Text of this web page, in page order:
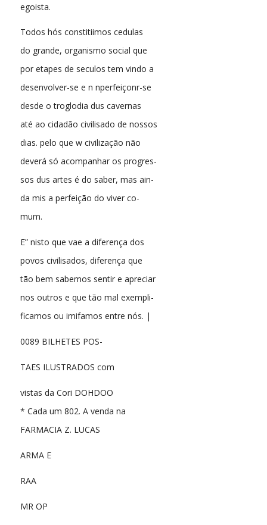
egoista.
Todos hós constitiimos cedulas
do grande, organismo social que
por etapes de seculos tem vindo a
desenvolver-se e n nperfeiçonr-se
desde o troglodia dus cavernas
até ao cidadão civilisado de nossos
dias. pelo que w civilização não
deverá só acompanhar os progres-
sos dus artes é do saber, mas ain-
da mis a perfeição do viver co-
mum.
E” nisto que vae a diferença dos
povos civilisados, diferença que
tão bem sabemos sentir e apreciar
nos outros e que tão mal exempli-
ficamos ou imifamos entre nós. |
0089 BILHETES POS-
TAES ILUSTRADOS com
vistas da Cori DOHDOO
* Cada um 802. A venda na
FARMACIA Z. LUCAS
ARMA E
RAA
MR OP